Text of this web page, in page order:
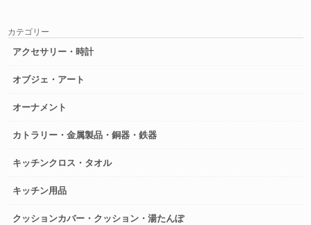
カテゴリー
アクセサリー・時計
オブジェ・アート
オーナメント
カトラリー・金属製品・銅器・鉄器
キッチンクロス・タオル
キッチン用品
クッションカバー・クッション・湯たんぽ